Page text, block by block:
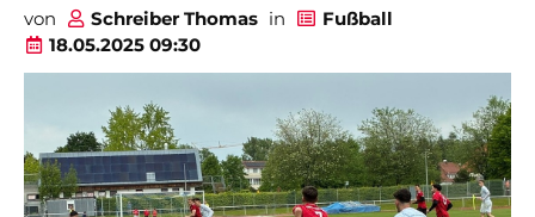
von Schreiber Thomas in
Fußball
18.05.2025 09:30